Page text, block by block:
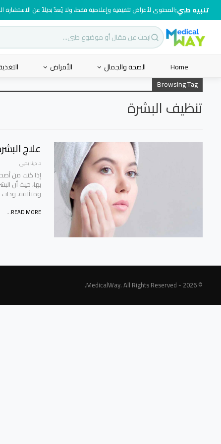
تنبيه طبي:المحتوى لأغراض تثقيفية وإعلامية فقط، ولا يُعدّ بديلاً عن الاستشارة
Home الصحة والجمال الأمراض
Browsing Tag
تنظيف البشرة
علاج
د. دينا يحيى
إذا كنت من
بها، حيث أن
ومتألقة،
READ MORE...
© 2026 - MedicalWay. All Rights Reserved.